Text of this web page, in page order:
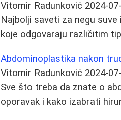
Vitomir Radunković 2024-
Najbolji saveti za negu
koje odgovaraju različitim
Abdominoplastika nakon
Vitomir Radunković 2024-
Sve što treba da znate o
oporavak i kako izabrati